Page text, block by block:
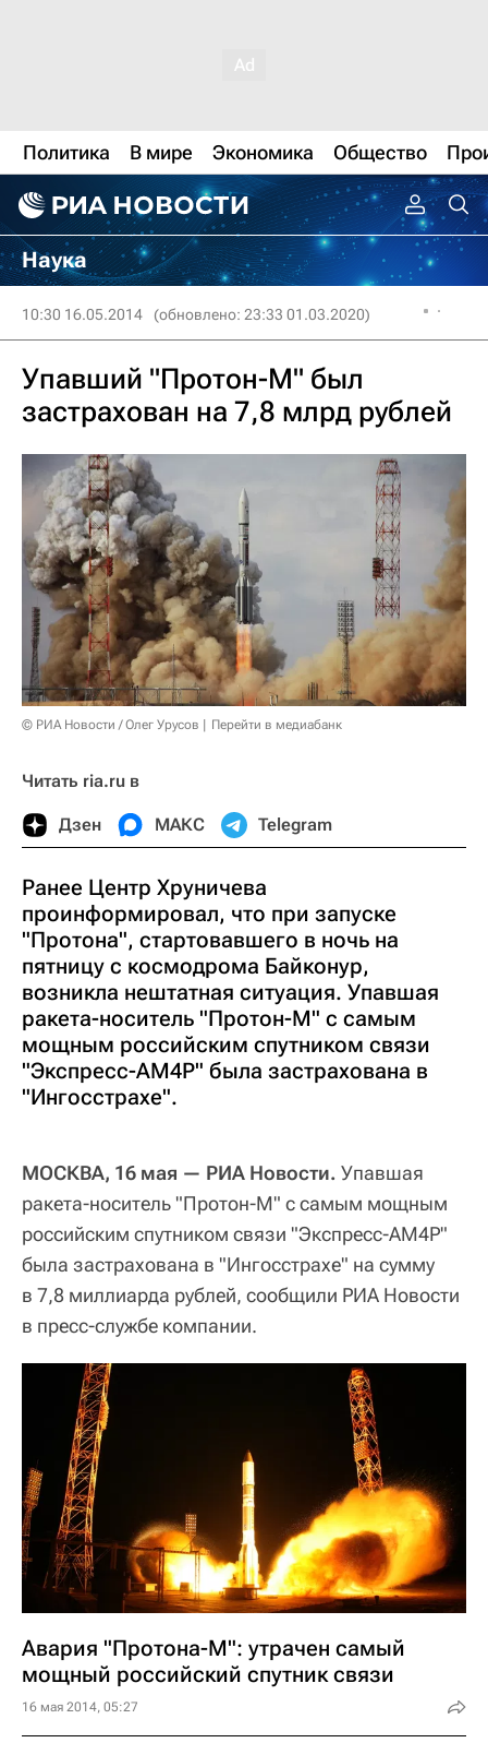
Политика В мире Экономика Общество
Наука
10:30 16.05.2014 (обновлено: 23:33 01.03.2020)
Упавший "Протон-М" был
застрахован на 7,8 млрд рублей
© РИА Новости / Олег Урусов Перейти в медиабанк
Читать ria.ru в
Дзен МАКС Telegram
Ранее Центр Хруничева
проинформировал, что при запуске
"Протона", стартовавшего в ночь на
пятницу с космодрома Байконур,
возникла нештатная ситуация. Упавшая
ракета-носитель "Протон-М" с самым
мощным российским спутником связи
"Экспресс-АМ4Р" была застрахована в
"Ингосстрахе".
МОСКВА, 16 мая — РИА Новости. Упавшая
ракета-носитель "Протон-М" с самым мощным
российским спутником связи "Экспресс-АМ4Р"
была застрахована в "Ингосстрахе" на сумму
в 7,8 миллиарда рублей, сообщили РИА Новости
в пресс-службе компании.
Авария "Протона-М": утрачен самый
мощный российский спутник связи
16 мая 2014, 05:27